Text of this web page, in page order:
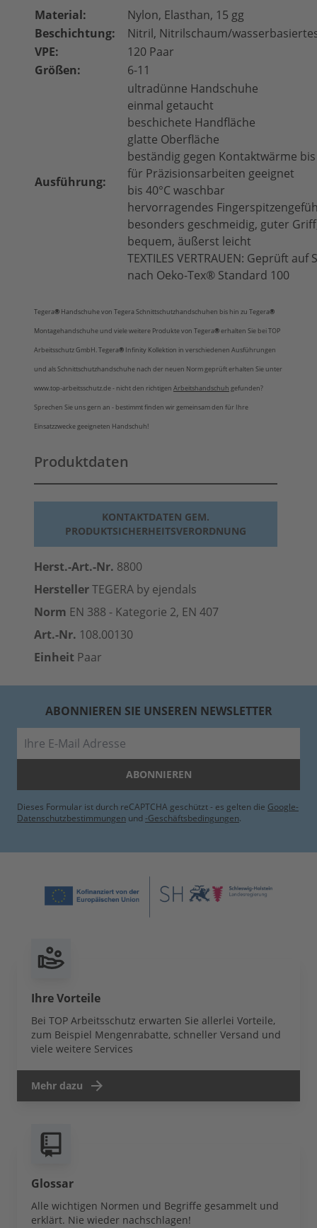
Material:
Nylon, Elasthan, 15 gg
Beschichtung:
Nitril, Nitrilschaum/
VPE:
120 Paar
Größen:
6-11
Ausführung:
ultradünne Handschuhe
einmal getaucht
beschichete Handfläche
glatte Oberfläche
beständig gegen Kontaktwärme bis
für Präzisionsarbeiten geeignet
bis 40°C waschbar
hervorragendes
besonders geschmeidig, guter
bequem, äußerst leicht
TEXTILES VERTRAUEN: Geprüft
nach Oeko-Tex® Standard 100
Tegera® Handschuhevon Tegera Schnittschutzhandschuhen bis hin zu Tegera®
Montagehandschuhe und viele weitere Produkte von Tegera®erhalten Sie bei TOP
Arbeitsschutz GmbH. Tegera® Infinity Kollektion in verschiedenen Ausführungen
und als Schnittschutzhandschuhe nach der neuen Norm geprüft erhalten Sie unter
www.top-arbeitsschutz.de - nicht den richtigen Arbeitshandschuh gefunden?
Sprechen Sie uns gern an - bestimmt finden wir gemeinsam den für Ihre
Einsatzzwecke geeigneten Handschuh!
Produktdaten
KONTAKTDATEN GEM.
PRODUKTSICHERHEITSVERORDNUNG
Herst.-Art.-Nr. 8800
HerstellerTEGERA by ejendals
Norm EN 388 - Kategorie 2, EN 407
Art.-Nr. 108.00130
Einheit Paar
ABONNIEREN SIE UNSEREN NEWSLETTER
ABONNIEREN
Dieses Formular ist durch reCAPTCHA geschützt - es gelten die Google-
Datenschutzbestimmungen und -Geschäftsbedingungen.
Ihre Vorteile
Bei TOP Arbeitsschutz erwarten Sie allerlei Vorteile,
zum Beispiel Mengenrabatte, schneller Versand und
viele weitere Services
Mehr dazu
Glossar
Alle wichtigen Normen und Begriffe gesammelt und
erklärt. Nie wieder nachschlagen!